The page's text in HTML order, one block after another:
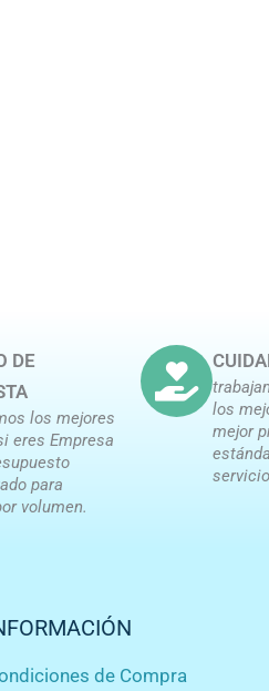
DE
los mejores
eres Empresa
para
volumen.
los
mejor
de Compra